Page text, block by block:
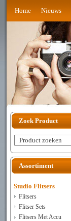
Home Nieuws
Zoek Product
Product zoeken
Assortiment
Studio Flitsers
Flitsers
Flitser Sets
Flitsers Met Accu